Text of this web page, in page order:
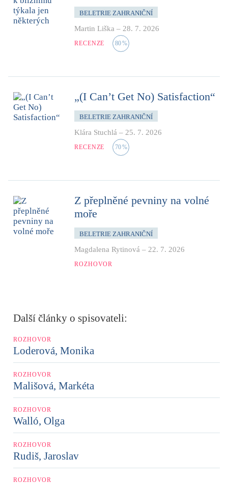
BELETRIE ZAHRANIČNÍ
Martin Liška – 28. 7. 2026
RECENZE 80%
„(I Can’t Get No) Satisfaction“
BELETRIE ZAHRANIČNÍ
Klára Stuchlá – 25. 7. 2026
RECENZE 70%
Z přeplněné pevniny na volné
moře
BELETRIE ZAHRANIČNÍ
Magdalena Rytinová – 22. 7. 2026
ROZHOVOR
Další články o spisovateli:
ROZHOVOR
Loderová, Monika
ROZHOVOR
Mališová, Markéta
ROZHOVOR
Walló, Olga
ROZHOVOR
Rudiš, Jaroslav
ROZHOVOR